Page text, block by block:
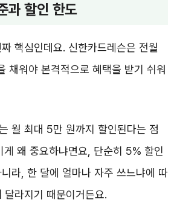
과 할인 한도
핵심인데요. 신한카드레슨은 전월
채워야 본격적으로 혜택을 받기 쉬워
월 최대 5만 원까지 할인된다는 점
게 왜 중요하냐면요, 단순히 5% 할인
라, 한 달에 얼마나 자주 쓰느냐에 따
달라지기 때문이거든요.